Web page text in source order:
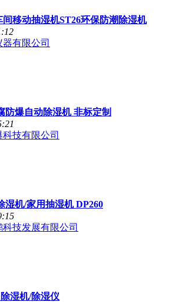
移动抽湿机ST26环保防潮除湿机
有限公司
防爆自动除湿机 非标定制
技有限公司
湿机/家用抽湿机 DP260
技发展有限公司
湿机/除湿仪